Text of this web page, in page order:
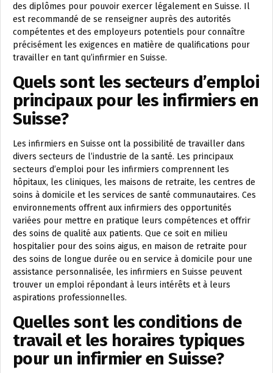
des diplômes pour pouvoir exercer légalement en Suisse. Il
est recommandé de se renseigner auprès des autorités
compétentes et des employeurs potentiels pour connaître
précisément les exigences en matière de qualifications pour
travailler en tant qu’infirmier en Suisse.
Quels sont les secteurs d’emploi
principaux pour les infirmiers en
Suisse?
Les infirmiers en Suisse ont la possibilité de travailler dans
divers secteurs de l’industrie de la santé. Les principaux
secteurs d’emploi pour les infirmiers comprennent les
hôpitaux, les cliniques, les maisons de retraite, les centres de
soins à domicile et les services de santé communautaires. Ces
environnements offrent aux infirmiers des opportunités
variées pour mettre en pratique leurs compétences et offrir
des soins de qualité aux patients. Que ce soit en milieu
hospitalier pour des soins aigus, en maison de retraite pour
des soins de longue durée ou en service à domicile pour une
assistance personnalisée, les infirmiers en Suisse peuvent
trouver un emploi répondant à leurs intérêts et à leurs
aspirations professionnelles.
Quelles sont les conditions de
travail et les horaires typiques
pour un infirmier en Suisse?